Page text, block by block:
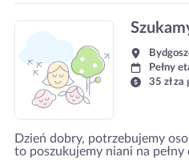
Pełny
35 zł za
Dzień dobry, potrzebujemy
to poszukujemy niani na